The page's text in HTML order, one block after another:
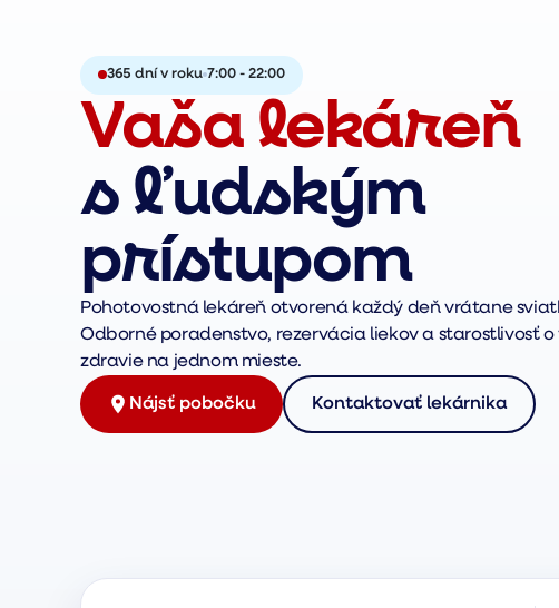
365 dní v roku 7:00 - 22:00
Vaša lekáreň
s ľudským
prístupom
Pohotovostná lekáreň otvorená každý deň vrátane
Odborné poradenstvo, rezervácia liekov a starostlivosť o
zdravie na jednom mieste.
Nájsť pobočku Kontaktovať lekárnika